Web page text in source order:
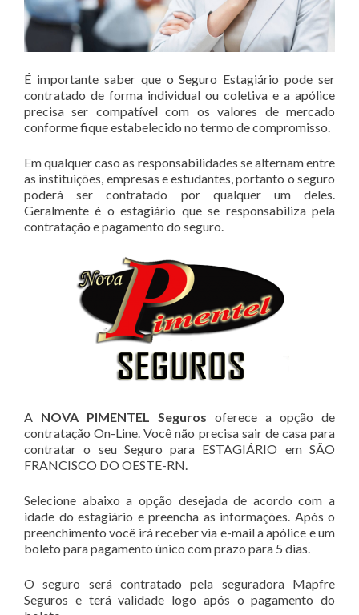
É importante saber que o Seguro Estagiário pode ser
contratado de forma individual ou coletiva e a apólice
precisa ser compatível com os valores de mercado
conforme fique estabelecido no termo de compromisso.
Em qualquer caso as responsabilidades se alternam entre
as instituições, empresas e estudantes, portanto o seguro
poderá ser contratado por qualquer um deles.
Geralmente é o estagiário que se responsabiliza pela
contratação e pagamento do seguro.
A NOVA PIMENTEL Seguros oferece a opção de
contratação On-Line. Você não precisa sair de casa para
contratar o seu Seguro para ESTAGIÁRIO em SÃO
FRANCISCO DO OESTE-RN.
Selecione abaixo a opção desejada de acordo com a
idade do estagiário e preencha as informações. Após o
preenchimento você irá receber via e-mail a apólice e um
boleto para pagamento único com prazo para 5 dias.
O seguro será contratado pela seguradora Mapfre
Seguros e terá validade logo após o pagamento do